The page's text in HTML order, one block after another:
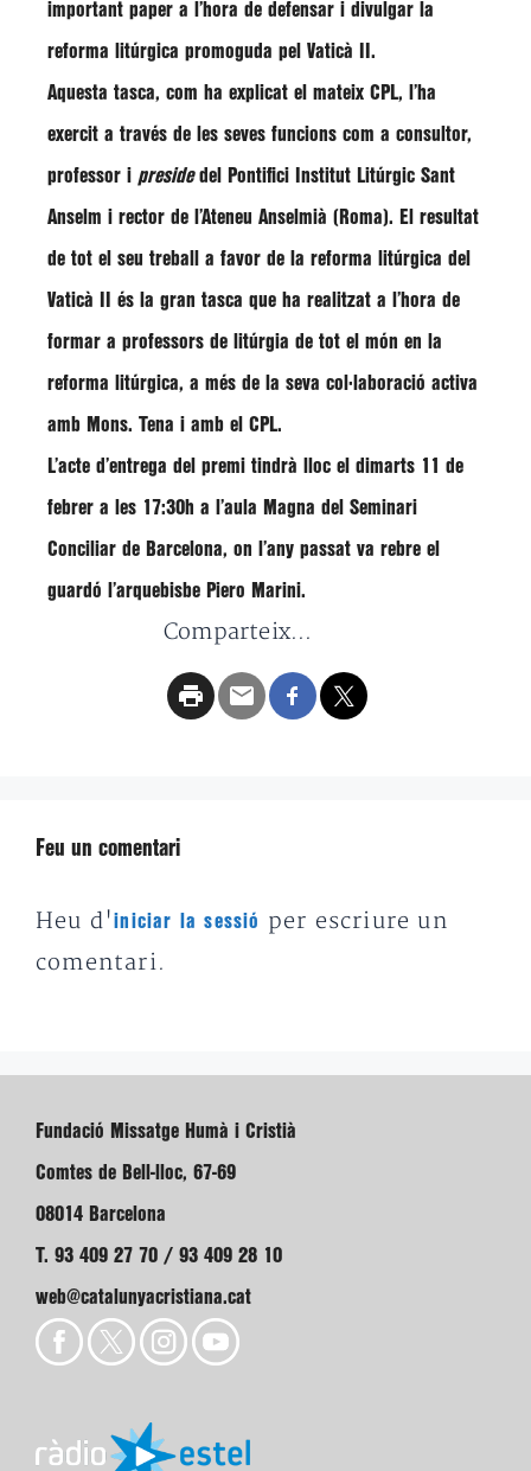
important paper a l’hora de defensar i divulgar la
reforma litúrgica promoguda pel Vaticà II .
Aquesta tasca, com ha explicat el mateix CPL, l’ha
exercit a través de les seves funcions com a consultor,
professor i presidedel Pontifici Institut Litúrgic Sant
Anselm i rector de l’Ateneu Anselmià (Roma). El resultat
de tot el seu treball a favor de la reforma litúrgica del
Vaticà II és la gran tasca que ha realitzat a l’hora de
formar a professors de litúrgia de tot el món en la
reforma litúrgica, a més de la seva col·laboració activa
amb Mons. Tena i amb el CPL.
L’acte d’entrega del premi tindrà lloc el dimarts 11 de
febrer a les 17:30h a l’aula Magna del Seminari
Conciliar de Barcelona, on l’any passat va rebre el
guardó l’arquebisbe Piero Marini.
Comparteix...
Feu un comentari
Heu d'iniciar la sessió
per escriure un
comentari.
Fundació Missatge Humà i Cristià
Comtes de Bell-lloc, 67-69
08014 Barcelona
T. 93 409 27 70 / 93 409 28 10
web@catalunyacristiana.cat